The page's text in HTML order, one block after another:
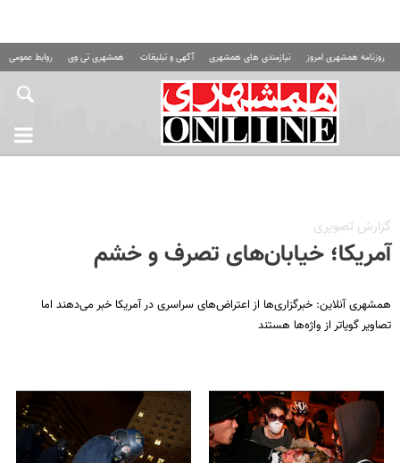
روزنامه همشهری امروز نیازمندی های همشهری آگهی و تبلیغات همشهری تی وی روابط عمومی
گزارش تصویری
آمریکا؛ خیابان‌های تصرف و خشم
همشهری آنلاین: خبرگزاری‌ها از اعتراض‌های سراسری در آمریکا خبر می‌دهند اما
تصاویر گویاتر از واژه‌ها هستند